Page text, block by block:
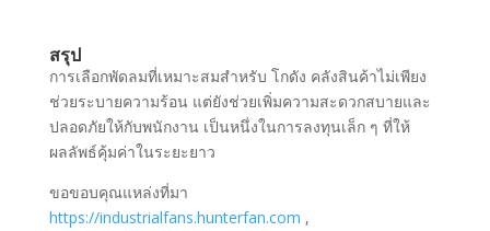
สรุป
การเลือกพัดลมที่เหมาะสมสำหรับ โกดัง คลังสินค้าไม่เพียง
ช่วยระบายความร้อน แต่ยังช่วยเพิ่มความสะดวกสบายและ
ปลอดภัยให้กับพนักงาน เป็นหนึ่งในการลงทุนเล็ก ๆ ที่ให้
ผลลัพธ์คุ้มค่าในระยะยาว
ขอขอบคุณแหล่งที่มา
https://industrialfans.hunterfan.com ,